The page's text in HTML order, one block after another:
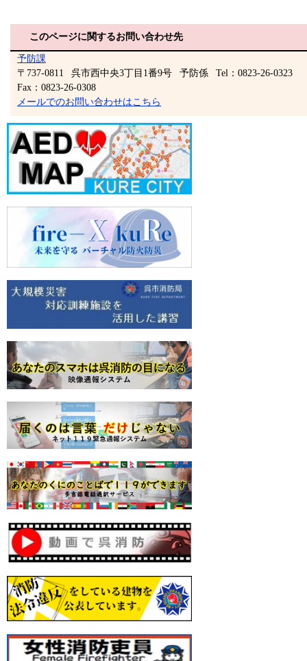
このページに関するお問い合わせ先
予防課
〒737-0811
呉市西中央3丁目1番9号 予防係
Tel：0823-26-0323
Fax：0823-26-0308
メールでのお問い合わせはこちら